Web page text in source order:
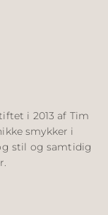
i 2013 af Tim
smykker i
stil og samtidig